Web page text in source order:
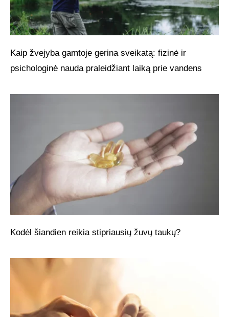
Kaip žvejyba gamtoje gerina sveikatą: fizinė ir
psichologinė nauda praleidžiant laiką prie vandens
Kodėl šiandien reikia stipriausių žuvų taukų?